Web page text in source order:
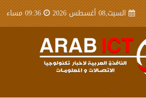
السبت,08 أغسطس 2026 09:36 مساء
.